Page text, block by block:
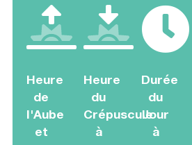
Heure
de
l'Aube
et
Heure
du
Crépuscule
à
Durée
du
Jour
à